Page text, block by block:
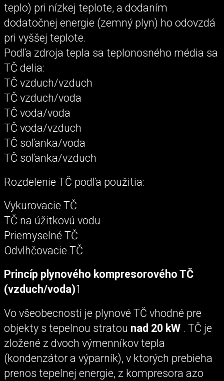
teplo) pri nízkej teplote, a dodaním
dodatočnej energie (zemný plyn) ho odovzdá
pri vyššej teplote.
Podľa zdroja tepla sa teplonosného média sa
TČ delia:
TČ vzduch/vzduch
TČ vzduch/voda
TČ voda/voda
TČ voda/vzduch
TČ soľanka/voda
TČ soľanka/vzduch
Rozdelenie TČ podľa použitia:
Vykurovacie TČ
TČ na úžitkovú vodu
Priemyselné TČ
Odvlhčovacie TČ
Princíp plynového kompresorového TČ
(vzduch/voda)1
Vo všeobecnosti je plynové TČ vhodné pre
objekty s tepelnou stratou nad 20 kW . TČ je
zložené z dvoch výmenníkov tepla
(kondenzátor a výparník), v ktorých prebieha
prenos tepelnej energie, z kompresora azo